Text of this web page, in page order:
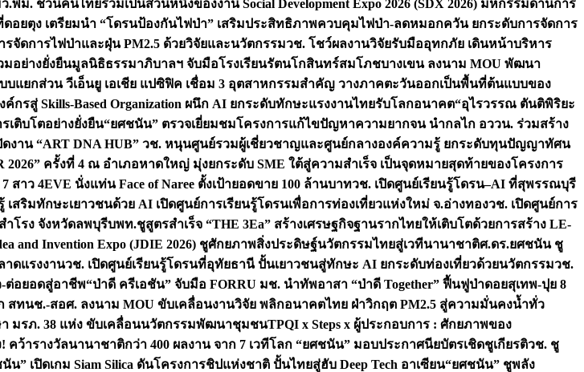
.พม. ชวนคนไทยร่วมเป็นส่วนหนึ่งของงาน Social Development Expo 2026 (SDX 2026) มหกรรมด้านการ
อยตุง เตรียมนำ “โดรนป้องกันไฟป่า” เสริมประสิทธิภาพควบคุมไฟป่า-ลดหมอกควัน ยกระดับการจัดการ
จัดการไฟป่าและฝุ่น PM2.5 ด้วยวิจัยและนวัตกรรมวช. โชว์ผลงานวิจัยรับมืออุทกภัย เดินหน้าบริหาร
อย่างยั่งยืนมูลนิธิธรรมาภิบาลฯ จับมือโรงเรียนรัตนโกสินทร์สมโภชบางเขน ลงนาม MOU พัฒนา
แยกส่วน วีเอ็นยู เอเชีย แปซิฟิค เชื่อม 3 อุตสาหกรรมสำคัญ วางภาคตะวันออกเป็นพื้นที่ต้นแบบของ
ค์กรสู่ Skills-Based Organization ผนึก AI ยกระดับทักษะแรงงานไทยรับโลกอนาคต“อุไรวรรณ ตันติพิริยะ
เติบโตอย่างยั่งยืน“ยศชนัน” ตรวจเยี่ยมชมโครงการแก้ไขปัญหาความยากจน นำกลไก อววน. ร่วมสร้าง
ดงาน “ART DNA HUB” วช. หนุนศูนย์รวมผู้เชี่ยวชาญและศูนย์กลางองค์ความรู้ ยกระดับทุนปัญญาทัศน
2026” ครั้งที่ 4 ณ อำเภอหาดใหญ่ มุ่งยกระดับ SME ใต้สู่ความสำเร็จ เป็นจุดหมายสุดท้ายของโครงการ
สาว 4EVE นั่งแท่น Face of Naree ตั้งเป้ายอดขาย 100 ล้านบาทวช. เปิดศูนย์เรียนรู้โดรน–AI ที่สุพรรณบุรี
เสริมทักษะเยาวชนด้วย AI เปิดศูนย์การเรียนรู้โดรนเพื่อการท่องเที่ยวแห่งใหม่ จ.อ่างทองวช. เปิดศูนย์การ
ำโรง จังหวัดลพบุรีบพท.ชูสูตรสำเร็จ “THE 3Ea” สร้างเศรษฐกิจฐานรากไทยให้เติบโตด้วยการสร้าง LE-
and Invention Expo (JDIE 2026) ชูศักยภาพสิ่งประดิษฐ์นวัตกรรมไทยสู่เวทีนานาชาติศ.ดร.ยศชนัน ชู
าดแรงงานวช. เปิดศูนย์เรียนรู้โดรนที่อุทัยธานี ปั้นเยาวชนสู่ทักษะ AI ยกระดับท่องเที่ยวด้วยนวัตกรรมวช.
-ต่อยอดสู่อาชีพ“ป่าดี ครีเอชัน” จับมือ FORRU มช. นำทัพอาสา “ป่าดี Together” ฟื้นฟูป่าดอยสุเทพ-ปุย 8
สทนช.-สอศ. ลงนาม MOU ขับเคลื่อนงานวิจัย พลิกอนาคตไทย ฝ่าวิกฤต PM2.5 สู่ความมั่นคงน้ำทั่ว
มรภ. 38 แห่ง ขับเคลื่อนนวัตกรรมพัฒนาชุมชนTPQI x Steps x ผู้ประกอบการ : ศักยภาพของ
คว้ารางวัลนานาชาติกว่า 400 ผลงาน จาก 7 เวทีโลก “ยศชนัน” มอบประกาศนียบัตรเชิดชูเกียรติวช. ชู
น” เปิดเกม Siam Silica ดันโครงการชิปแห่งชาติ ปั้นไทยสู่ฮับ Deep Tech อาเซียน“ยศชนัน” ชูพลัง